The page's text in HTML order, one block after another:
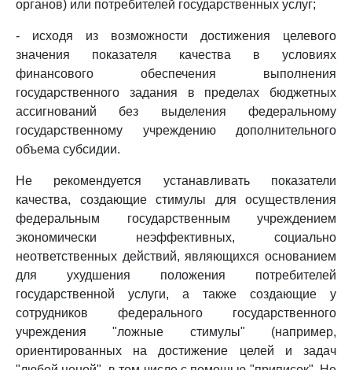
органов) или потребителей государственных услуг;
- исходя из возможности достижения целевого
значения показателя качества в условиях
финансового обеспечения выполнения
государственного задания в пределах бюджетных
ассигнований без выделения федеральному
государственному учреждению дополнительного
объема субсидии.
Не рекомендуется устанавливать показатели
качества, создающие стимулы для осуществления
федеральным государственным учреждением
экономически неэффективных, социально
неответственных действий, являющихся основанием
для ухудшения положения потребителей
государственной услуги, а также создающие у
сотрудников федерального государственного
учреждения "ложные стимулы" (например,
ориентированных на достижение целей и задач